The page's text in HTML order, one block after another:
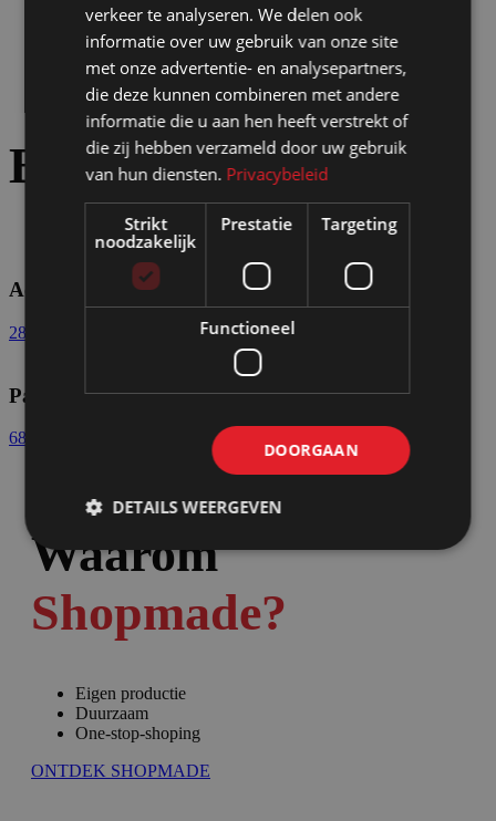
Bijpassendeopties:
Accessoires paskamers en stemhokjes
28 producten
Paskamers
68 producten
Waarom
Shopmade?
Eigen productie
Duurzaam
One-stop-shoping
ONTDEK SHOPMADE
verkeer te analyseren. We delen ook
informatie over uw gebruik van onze site
met onze advertentie- en analysepartners,
die deze kunnen combineren met andere
informatie die u aan hen heeft verstrekt of
die zij hebben verzameld door uw gebruik
van hun diensten. Privacybeleid
Strikt
noodzakelijk
Prestatie Targeting
Functioneel
DOORGAAN
DETAILS WEERGEVEN